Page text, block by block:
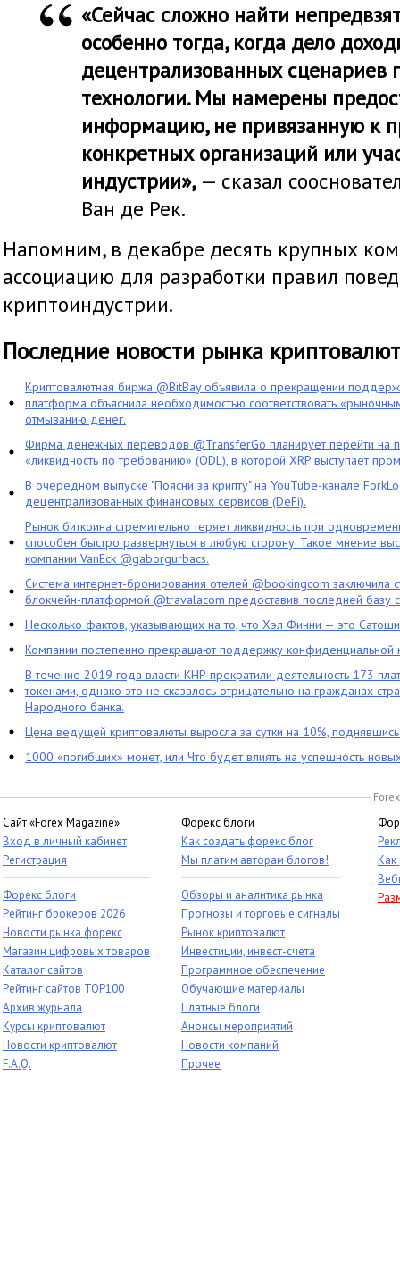
«Сейчас сложно найти
особенно тогда, когда дело
децентрализованных сценариев
технологии. Мы намерены
информацию, не привязанную к
конкретных организаций или
индустрии», — сказал
Ван де Рек.
Напомним, в декабре десять крупных
ассоциацию для разработки правил
криптоиндустрии.
Последние новости рынка криптовалют
Криптовалютная биржа @BitBay объявила о прекращении
платформа объяснила необходимостью соответствовать
отмыванию денег.
Фирма денежных переводов @TransferGo планирует перейти на
«ликвидность по требованию» (ODL), в которой XRP выступает
В очередном выпуске "Поясни за крипту" на YouTube-канале
децентрализованных финансовых сервисов (DeFi).
Рынок биткоина стремительно теряет ликвидность при
способен быстро развернуться в любую сторону. Такое мнение
компании VanEck @gaborgurbacs.
Система интернет-бронирования отелей @bookingcom заключила
блокчейн-платформой @travalacom предоставив последней базу
Несколько фактов, указывающих на то, что Хэл Финни — это
Компании постепенно прекращают поддержку конфиденциальной
В течение 2019 года власти КНР прекратили деятельность 173
токенами, однако это не сказалось отрицательно на гражданах
Народного банка.
Цена ведущей криптовалюты выросла за сутки на 10%,
1000 «погибших» монет, или Что будет влиять на успешность
Сайт «Forex Magazine»
Вход в личный кабинет
Регистрация
Форекс блоги
Рейтинг брокеров 2026
Новости рынка форекс
Магазин цифровых товаров
Каталог сайтов
Рейтинг сайтов TOP100
Архив журнала
Курсы криптовалют
Новости криптовалют
F.A.Q.
Форекс блоги
Как создать форекс блог
Мы платим авторам блогов!
Обзоры и аналитика рынка
Прогнозы и торговые сигналы
Рынок криптовалют
Инвестиции, инвест-счета
Программное обеспечение
Обучающие материалы
Платные блоги
Анонсы мероприятий
Новости компаний
Прочее
Как